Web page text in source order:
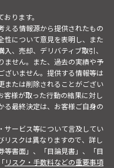
ります。
える情報源から提供されたもの
性について意見を表明し、また
、売却、デリバティブ取引、
ません。また、過去の実績や予
ざいません。提供する情報等は
または削除されることがござい
客様が取った行動の結果に対し
る最終決定は、お客様ご自身の
サービス等について言及してい
リスクは異なりますので、詳し
等書面」、「目論見書」、「目
リスク・手数料などの重要事項